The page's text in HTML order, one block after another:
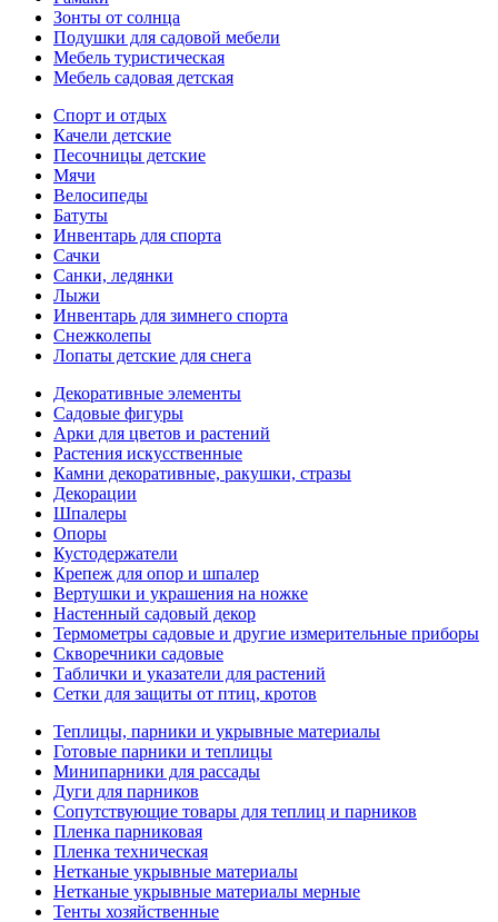
Зонты от солнца
Подушки для садовой мебели
Мебель туристическая
Мебель садовая детская
Спорт и отдых
Качели детские
Песочницы детские
Мячи
Велосипеды
Батуты
Инвентарь для спорта
Сачки
Санки, ледянки
Лыжи
Инвентарь для зимнего спорта
Снежколепы
Лопаты детские для снега
Декоративные элементы
Садовые фигуры
Арки для цветов и растений
Растения искусственные
Камни декоративные, ракушки, стразы
Декорации
Шпалеры
Опоры
Кустодержатели
Крепеж для опор и шпалер
Вертушки и украшения на ножке
Настенный садовый декор
Термометры садовые и другие измерительные приборы
Скворечники садовые
Таблички и указатели для растений
Сетки для защиты от птиц, кротов
Теплицы, парники и укрывные материалы
Готовые парники и теплицы
Минипарники для рассады
Дуги для парников
Сопутствующие товары для теплиц и парников
Пленка парниковая
Пленка техническая
Нетканые укрывные материалы
Нетканые укрывные материалы мерные
Тенты хозяйственные